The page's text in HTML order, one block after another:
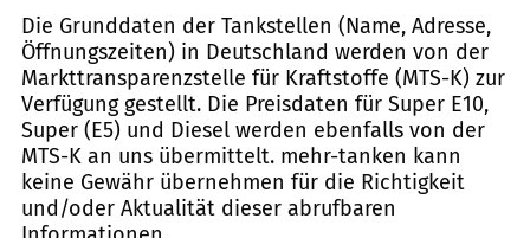
Die Grunddaten der Tankstellen (Name, Adresse,
Öffnungszeiten) in Deutschland werden von der
Markttransparenzstelle für Kraftstoffe (MTS-K) zur
Verfügung gestellt. Die Preisdaten für Super E10,
Super (E5) und Diesel werden ebenfalls von der
MTS-K an uns übermittelt. mehr-tanken kann
keine Gewähr übernehmen für die Richtigkeit
und/oder Aktualität dieser abrufbaren